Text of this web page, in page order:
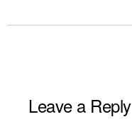
Leave a Reply